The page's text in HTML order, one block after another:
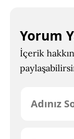
Yorum
İçerik